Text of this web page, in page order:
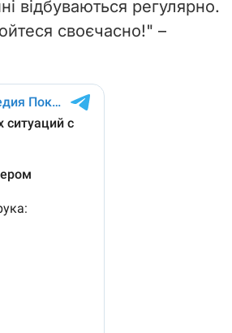
відбуваються регулярно.
своєчасно!" –